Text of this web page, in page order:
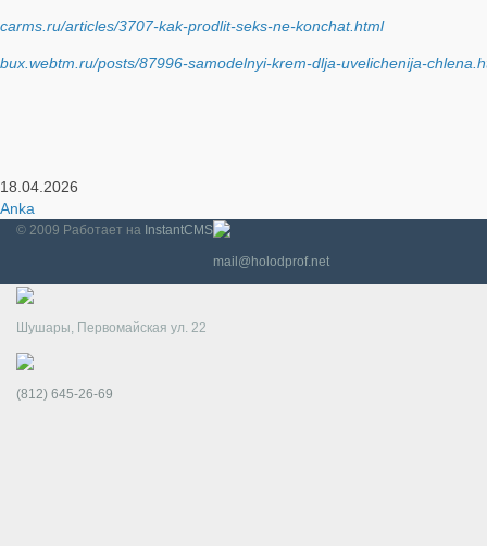
carms.ru/articles/3707-kak-prodlit-seks-ne-konchat.html
bux.webtm.ru/posts/87996-samodelnyi-krem-dlja-uvelichenija-
18.04.2026
Anka
© 2009 Работает на InstantCMS
mail@holodprof.net
Шушары, Первомайская ул. 22
(812) 645-26-69